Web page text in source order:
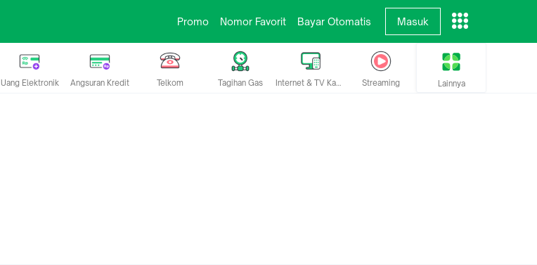
Promo Nomor Favorit Bayar Otomatis Masuk
Uang Elektronik Angsuran Kredit Telkom Tagihan Gas Internet & TV Kabel Streaming Lainnya